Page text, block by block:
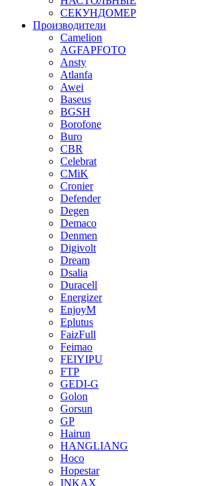
СЕКУНДОМЕР
Производители
Camelion
AGFAPFOTO
Ansty
Atlanfa
Awei
Baseus
BGSH
Borofone
Buro
CBR
Celebrat
CMiK
Cronier
Defender
Degen
Demaco
Denmen
Digivolt
Dream
Dsalia
Duracell
Energizer
EnjoyM
Eplutus
FaizFull
Feimao
FEIYIPU
FTP
GEDI-G
Golon
Gorsun
GP
Hairun
HANGLIANG
Hoco
Hopestar
INKAX